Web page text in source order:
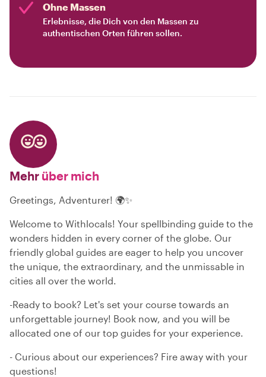
Ohne Massen
Erlebnisse, die Dich von den Massen zu
authentischen Orten führen sollen.
Mehr über mich
Greetings, Adventurer! 🌍✨
Welcome to Withlocals! Your spellbinding guide to the
wonders hidden in every corner of the globe. Our
friendly global guides are eager to help you uncover
the unique, the extraordinary, and the unmissable in
cities all over the world.
-Ready to book? Let's set your course towards an
unforgettable journey! Book now, and you will be
allocated one of our top guides for your experience.
- Curious about our experiences? Fire away with your
questions!